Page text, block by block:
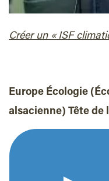
Créer un « ISF
Europe Écologie
alsacienne) Tête de